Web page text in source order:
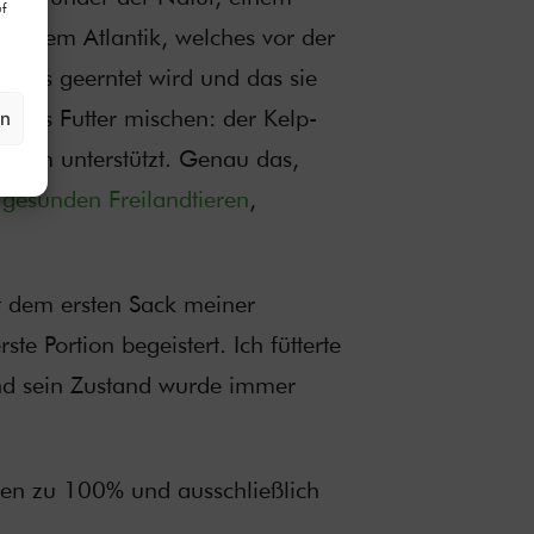
dem Atlantik, welches vor der
geerntet wird und das sie
ins Futter mischen: der Kelp-
unterstützt. Genau das,
gesunden Freilandtieren,
ersten Sack meiner
Portion begeistert. Ich fütterte
sein Zustand wurde immer
zu 100% und ausschließlich